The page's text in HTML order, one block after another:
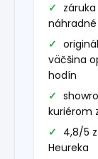
väčšina
hodín
kuriérom
4,8/5
Heureka